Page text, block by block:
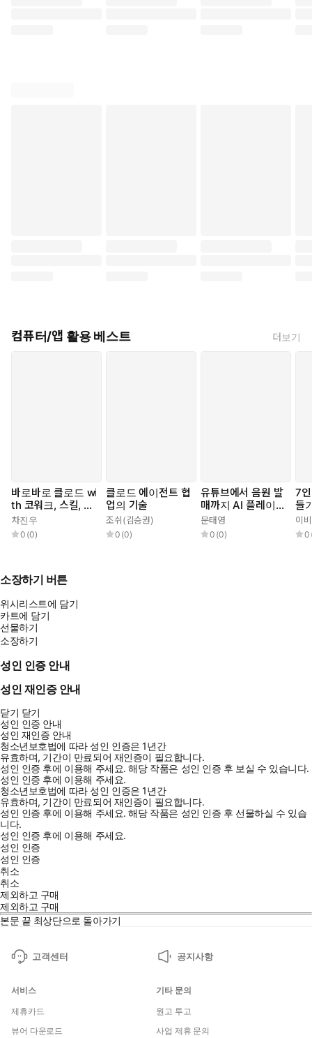
컴퓨터/앱 활용 베스트 더보기
바로바로 클로드 wi
th 코워크, 스킬, 클
로드 코드, 디자인
차진우
0 (0)
클로드 에이전트 협
업의 기술
조쉬(김승권)
0 (0)
유튜브에서 음원 발
매까지 AI 플레이리
스트 with 수노, 제
미나이, 리퍼, 캔바,
캡컷, 스포티파이
문태영
0 (0)
7
들
이
0
소장하기 버튼
위시리스트에 담기
카트에 담기
선물하기
소장하기
성인 인증 안내
성인 재인증 안내
닫기 닫기
성인 인증 안내
성인 재인증 안내
청소년보호법에 따라 성인 인증은 1년간
유효하며, 기간이 만료되어 재인증이 필요합니다.
성인 인증 후에 이용해 주세요.해당 작품은 성인 인증 후 보실 수 있습니다.
성인 인증 후에 이용해 주세요.
청소년보호법에 따라 성인 인증은 1년간
유효하며, 기간이 만료되어 재인증이 필요합니다.
성인 인증 후에 이용해 주세요.해당 작품은 성인 인증 후 선물하실 수 있습
니다.
성인 인증 후에 이용해 주세요.
성인 인증
성인 인증
취소
취소
제외하고 구매
제외하고 구매
본문 끝 최상단으로 돌아가기
고객센터 공지사항
서비스
제휴카드
뷰어 다운로드
기타 문의
원고 투고
사업 제휴 문의